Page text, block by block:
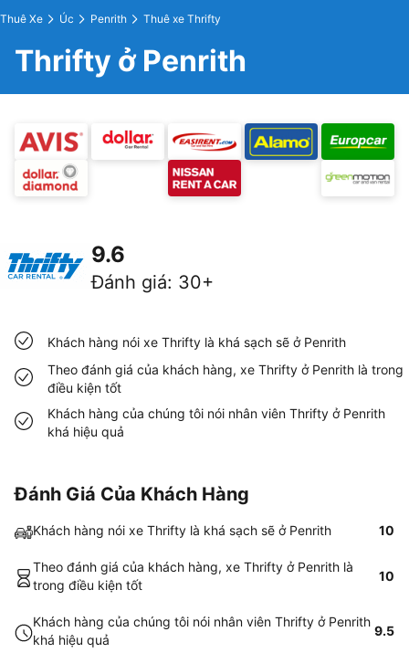
Thuê Xe Úc Penrith Thuê xe Thrifty
Thrifty ở Penrith
9.6
Đánh giá: 30+
Khách hàng nói xe Thrifty là khá sạch sẽ ở Penrith
Theo đánh giá của khách hàng, xe Thrifty ở Penrith là trong
điều kiện tốt
Khách hàng của chúng tôi nói nhân viên Thrifty ở Penrith
khá hiệu quả
Đánh Giá Của Khách Hàng
Khách hàng nói xe Thrifty là khá sạch sẽ ở Penrith 10
Theo đánh giá của khách hàng, xe Thrifty ở Penrith là
trong điều kiện tốt
10
Khách hàng của chúng tôi nói nhân viên Thrifty ở Penrith
khá hiệu quả
9.5